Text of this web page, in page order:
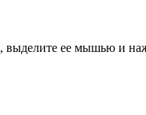
выделите ее мышью и